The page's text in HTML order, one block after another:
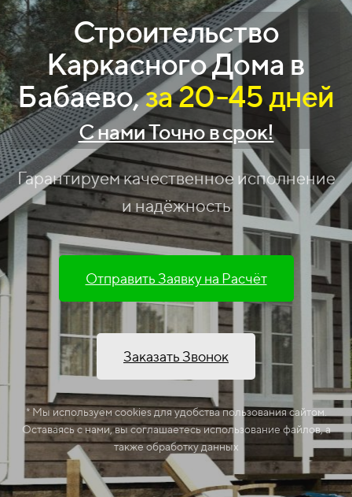
Строительство
Каркасного Дома в
Бабаево,за 20-45 дней
С нами Точно в срок!
Гарантируем качественное исполнение
и надёжность
Отправить Заявку на Расчёт
Заказать Звонок
* Мы используем cookies для удобства пользования сайтом.
Оставаясь с нами, вы соглашаетесь использование файлов, а
также обработку данных